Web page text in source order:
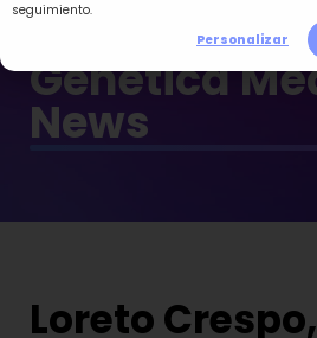
seguimiento.
Personalizar
Genética
News
Loreto